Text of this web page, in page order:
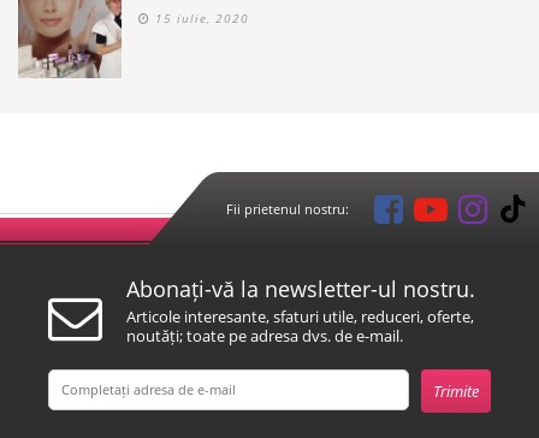
15 iulie, 2020
Fii prietenul nostru:
Abonați-vă la newsletter-ul nostru.
Articole interesante, sfaturi utile, reduceri, oferte,
noutăți; toate pe adresa dvs. de e-mail.